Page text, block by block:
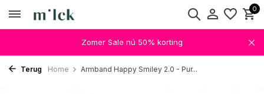
0
Zomer Sale nú 50% korting
Terug Home Armband Happy Smiley 2.0 - Pur...